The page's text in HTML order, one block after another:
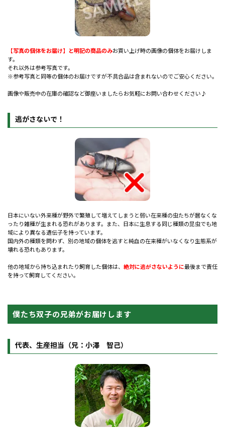
【写真の個体をお届け】と明記の商品のみお買い上げ時の画像の個体をお届けしま
す。
それ以外は参考写真です。
※参考写真と同等の個体のお届けですが不具合品は含まれないのでご安心ください。
画像や販売中の在庫の確認など御座いましたらお気軽にお問い合わせください♪
逃がさないで！
日本にいない外来種が野外で繁殖して増えてしまうと弱い在来種の虫たちが居なくな
ったり雑種が生まれる恐れがあります。また、日本に生息する同じ種類の昆虫でも地
域により異なる遺伝子を持っています。
国内外の種類を問わず、別の地域の個体を逃すと純血の在来種がいなくなり生態系が
壊れる恐れもあります。
他の地域から持ち込まれたり飼育した個体は、 絶対に逃がさないように最後まで責任
を持って飼育してください。
僕たち双子の兄弟がお届けします
代表、生産担当（兄：小澤 智己）